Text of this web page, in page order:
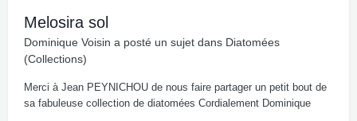
Melosira sol
Dominique Voisin a posté un sujet dans Diatomées
(Collections)
Merci à Jean PEYNICHOU de nous faire partager un petit bout de
sa fabuleuse collection de diatomées Cordialement Dominique